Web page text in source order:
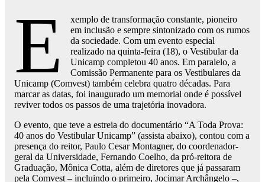
E
xemplo de transformação constante, pioneiro
em inclusão e sempre sintonizado com os rumos
da sociedade. Com um evento especial
realizado na quinta-feira (18), o Vestibular da
Unicamp completou 40 anos. Em paralelo, a
Comissão Permanente para os Vestibulares da
Unicamp (Comvest) também celebra quatro décadas. Para
marcar as datas, foi inaugurado um memorial onde é possível
reviver todos os passos de uma trajetória inovadora.
O evento, que teve a estreia do documentário “A Toda Prova:
40 anos do Vestibular Unicamp” (assista abaixo), contou com a
presença do reitor, Paulo Cesar Montagner, do coordenador-
geral da Universidade, Fernando Coelho, da pró-reitora de
Graduação, Mônica Cotta, além de diretores que já passaram
pela Comvest – incluindo o primeiro, Jocimar Archângelo –,